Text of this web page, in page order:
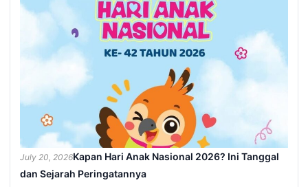
July 20, 2026Kapan Hari Anak Nasional 2026? Ini Tanggal
dan Sejarah Peringatannya